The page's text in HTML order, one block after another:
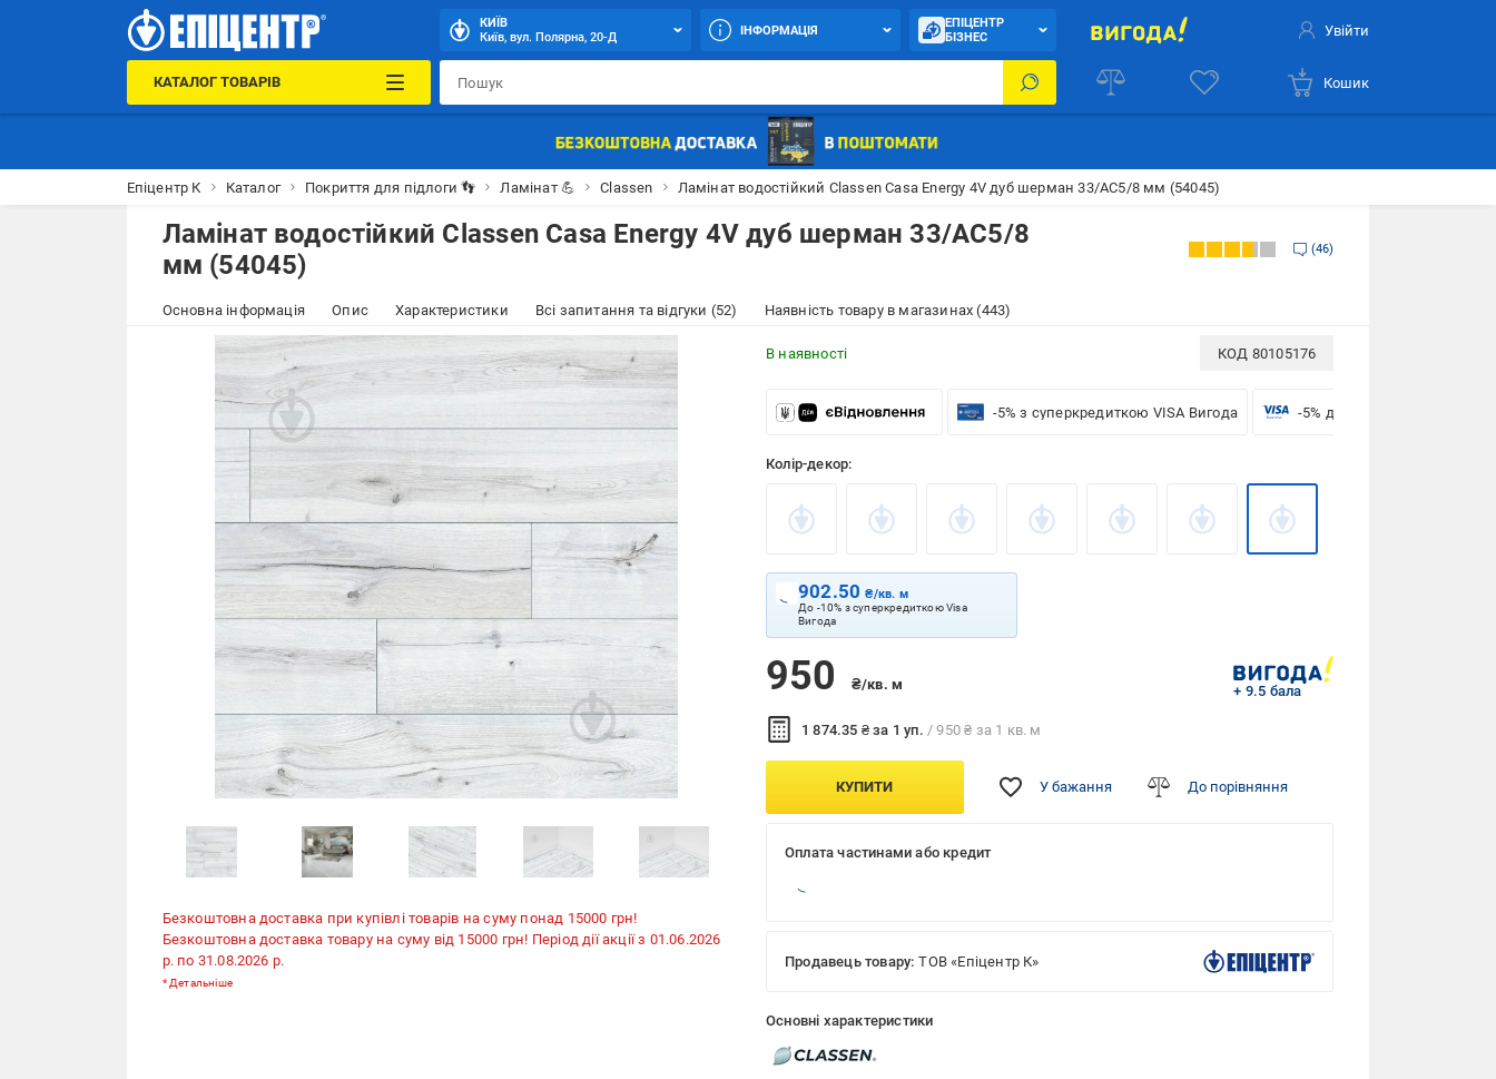
КИЇВ
Київ, вул. Полярна, 20-Д
ІНФОРМАЦІЯ
ЕПІЦЕНТР
БІЗНЕС
Увійти
КАТАЛОГ ТОВАРІВ Кошик
Епіцентр К Каталог Покриття для підлоги 👣 Ламінат 💪 Classen Ламінат водостійкий Classen Casa Energy 4V дуб шерман 33/АС5/8 мм (54045)
Ламінат водостійкий Classen Casa Energy 4V дуб шерман 33/АС5/8
мм (54045)
46
Основна інформація Опис Характеристики Всі запитання та відгуки (52) Наявність товару в магазинах (443)
Безкоштовна доставка при купівлі товарів на суму понад 15000 грн!
Безкоштовна доставка товару на суму від 15000 грн! Період дії акції з 01.06.2026
р. по 31.08.2026 р.
*Детальніше
В наявності КОД 80105176
-5% з суперкредиткою VISA Вигода -5% для бізнесу з VISA
Колір-декор:
902.50₴/кв. м
До -10% з суперкредиткою Visa
Вигода
950 ₴/кв. м + 9.5 бала
1 874.35 ₴ за 1 уп. / 950 ₴ за 1 кв. м
КУПИТИ У бажання До порівняння
Оплата частинами або кредит
Продавець товару: ТОВ «Епіцентр К»
Основні характеристики